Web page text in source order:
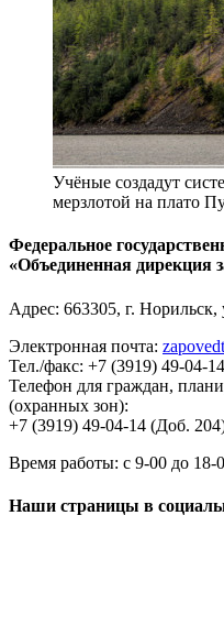
Учёные создадут
мерзлотой на плато
Федеральное
«Объединенная дирекция
Адрес: 663305, г. Норильск,
Электронная почта:
Тел./факс: +7 (3919) 49-04-14
Телефон для граждан,
(охранных зон):
+7 (3919) 49-04-14 (Доб.
Время работы: с 9-00 до 18-
Наши страницы в